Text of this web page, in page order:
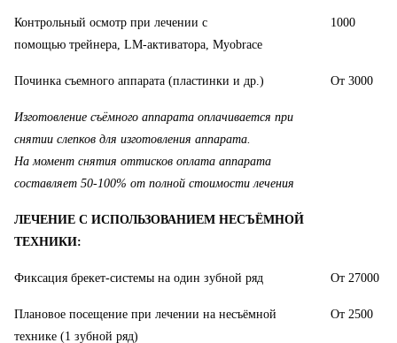
Контрольный осмотр при лечении с
помощью трейнера, LM-активатора, Myobrace
1000
Починка съемного аппарата (пластинки и др.) От 3000
Изготовление съёмного аппарата оплачивается при
снятии слепков для изготовления аппарата.
На момент снятия оттисков оплата аппарата
составляет 50-100% от полной стоимости лечения
ЛЕЧЕНИЕ С ИСПОЛЬЗОВАНИЕМ НЕСЪЁМНОЙ
ТЕХНИКИ:
Фиксация брекет-системы на один зубной ряд От 27000
Плановое посещение при лечении на несъёмной
технике (1 зубной ряд)
От 2500